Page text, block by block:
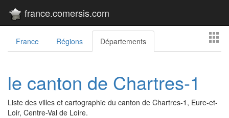
france.comersis.com
France Régions Départements
le canton de Chartres-1
Liste des villes et cartographie du canton de Chartres-1, Eure-et-
Loir, Centre-Val de Loire.